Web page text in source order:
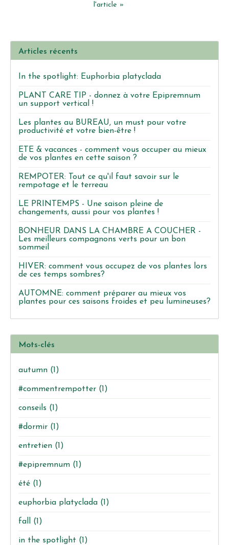
l'article »
Articles récents
In the spotlight: Euphorbia platyclada
PLANT CARE TIP - donnez à votre Epipremnum
un support vertical !
Les plantes au BUREAU, un must pour votre
productivité et votre bien-être !
ETE & vacances - comment vous occuper au mieux
de vos plantes en cette saison ?
REMPOTER: Tout ce qu'il faut savoir sur le
rempotage et le terreau
LE PRINTEMPS - Une saison pleine de
changements, aussi pour vos plantes !
BONHEUR DANS LA CHAMBRE A COUCHER -
Les meilleurs compagnons verts pour un bon
sommeil
HIVER: comment vous occupez de vos plantes lors
de ces temps sombres?
AUTOMNE: comment préparer au mieux vos
plantes pour ces saisons froides et peu lumineuses?
Mots-clés
autumn (1)
#commentrempotter (1)
conseils (1)
#dormir (1)
entretien (1)
#epipremnum (1)
été (1)
euphorbia platyclada (1)
fall (1)
in the spotlight (1)